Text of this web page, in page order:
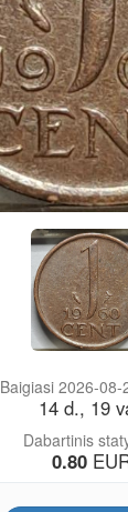
Dabartinis
0.80
Baigiasi 2026-08-
14 d., 19